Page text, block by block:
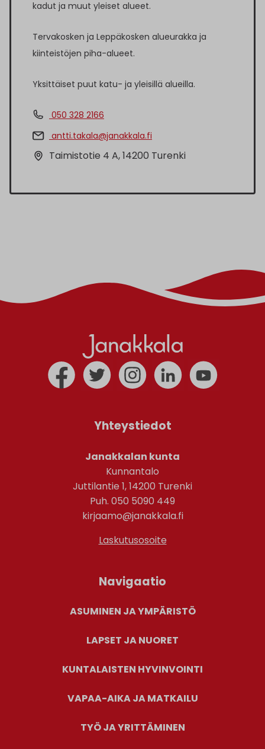
kadut ja muut yleiset alueet.
Tervakosken ja Leppäkosken alueurakka ja
kiinteistöjen piha-alueet.
Yksittäiset puut katu- ja yleisillä alueilla.
050 328 2166
antti.takala@janakkala.fi
Taimistotie 4 A, 14200 Turenki
Yhteystiedot
Janakkalan kunta
Kunnantalo
Juttilantie 1, 14200 Turenki
Puh. 050 5090 449
kirjaamo@janakkala.fi
Laskutusosoite
Navigaatio
ASUMINEN JA YMPÄRISTÖ
LAPSET JA NUORET
KUNTALAISTEN HYVINVOINTI
VAPAA-AIKA JA MATKAILU
TYÖ JA YRITTÄMINEN